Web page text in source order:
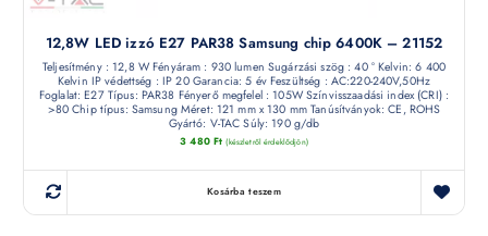
12,8W LED izzó E27 PAR38 Samsung chip 6400K – 21152
Teljesítmény : 12,8 W Fényáram : 930 lumen Sugárzási szög : 40 ° Kelvin: 6 400
Kelvin IP védettség : IP 20 Garancia: 5 év Feszültség : AC:220-240V,50Hz
Foglalat: E27 Típus: PAR38 Fényerő megfelel : 105W Színvisszaadási index (CRI) :
>80 Chip típus: Samsung Méret: 121 mm x 130 mm Tanúsítványok: CE, ROHS
Gyártó: V-TAC Súly: 190 g/db
3 480 Ft (készletről érdeklődjön)
Kosárba teszem